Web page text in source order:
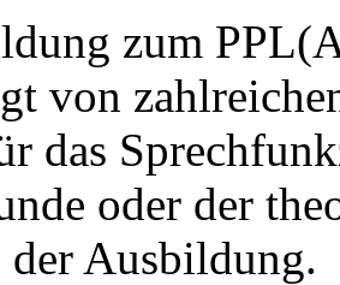
zum
von
das
oder der
der Ausbildung.